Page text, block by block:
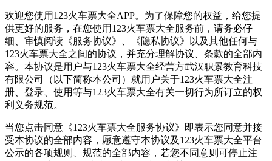
欢迎您使用123火车票大全APP。为了保障您的权益，给您提
供更好的服务，在您使用123火车票大全服务前，请务必仔
细、审慎阅读《服务协议》、《隐私协议》以及其他任何与
123火车票大全之间的协议，并充分理解协议、条款的全部内
容。本协议是用户与123火车票大全经营方武汉职景教育科技
有限公司（以下简称本公司）就用户关于123火车票大全注
册、登录、使用等与123火车票大全有关一切行为所订立的权
利义务规范。
当您点击同意《123火车票大全服务协议》即表示您同意并接
受本协议的全部内容，愿意遵守本协议及123火车票大全平台
公示的各项规则、规范的全部内容，若您不同意则可停止注